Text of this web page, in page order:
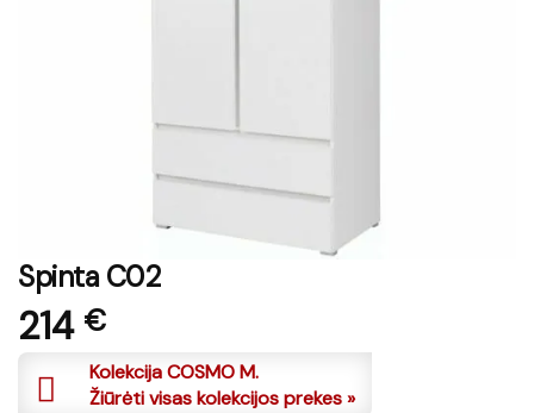
Spinta C02
214 €
Kolekcija COSMO M.
Žiūrėti visas kolekcijos prekes »